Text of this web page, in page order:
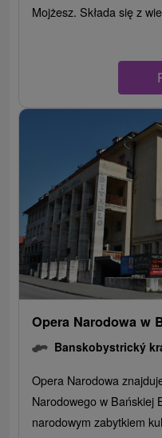
Mojżesz. Składa się z
Opera Narodowa w
Banskobystrický
Opera Narodowa
Narodowego w Bańskiej
narodowym zabytkiem